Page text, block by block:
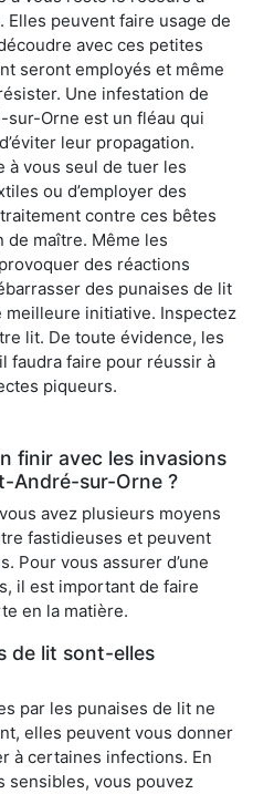
peuvent faire usage de
avec ces petites
seront employés et même
Une infestation de
sur-Orne est un fléau qui
leur propagation.
à vous seul de tuer les
ou d’employer des
contre ces bêtes
de maître. Même les
des réactions
des punaises de lit
initiative. Inspectez
lit. De toute évidence, les
faudra faire pour réussir à
piqueurs.
finir avec les invasions
André-sur-Orne ?
avez plusieurs moyens
fastidieuses et peuvent
Pour vous assurer d’une
il est important de faire
en la matière.
de lit sont-elles
par les punaises de lit ne
elles peuvent vous donner
à certaines infections. En
sensibles, vous pouvez